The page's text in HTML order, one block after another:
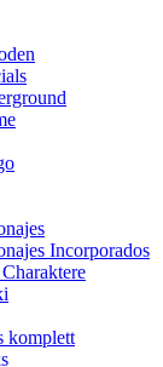
Incorporados
komplett